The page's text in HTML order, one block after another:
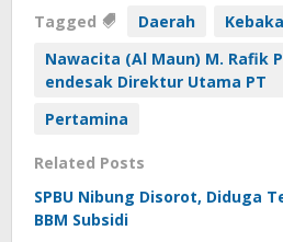
Tagged Daerah
Nawacita (Al Maun) M. Rafik
endesak Direktur Utama PT
Pertamina
Related Posts
SPBU Nibung Disorot, Diduga
BBM Subsidi